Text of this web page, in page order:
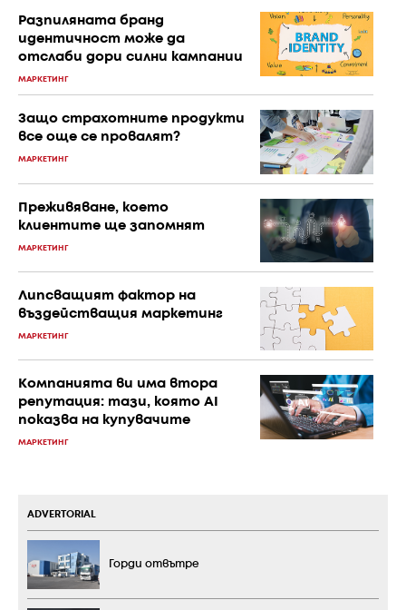
Разпиляната бранд
идентичност може да
отслаби дори силни кампании
МАРКЕТИНГ
Защо страхотните продукти
все още се провалят?
МАРКЕТИНГ
Преживяване, което
клиентите ще запомнят
МАРКЕТИНГ
Липсващият фактор на
въздействащия маркетинг
МАРКЕТИНГ
Компанията ви има втора
репутация: тази, която AI
показва на купувачите
МАРКЕТИНГ
ADVERTORIAL
Горди отвътре